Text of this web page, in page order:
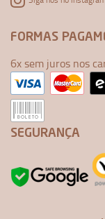
FORMAS
6x sem juros nos
SEGURANÇA